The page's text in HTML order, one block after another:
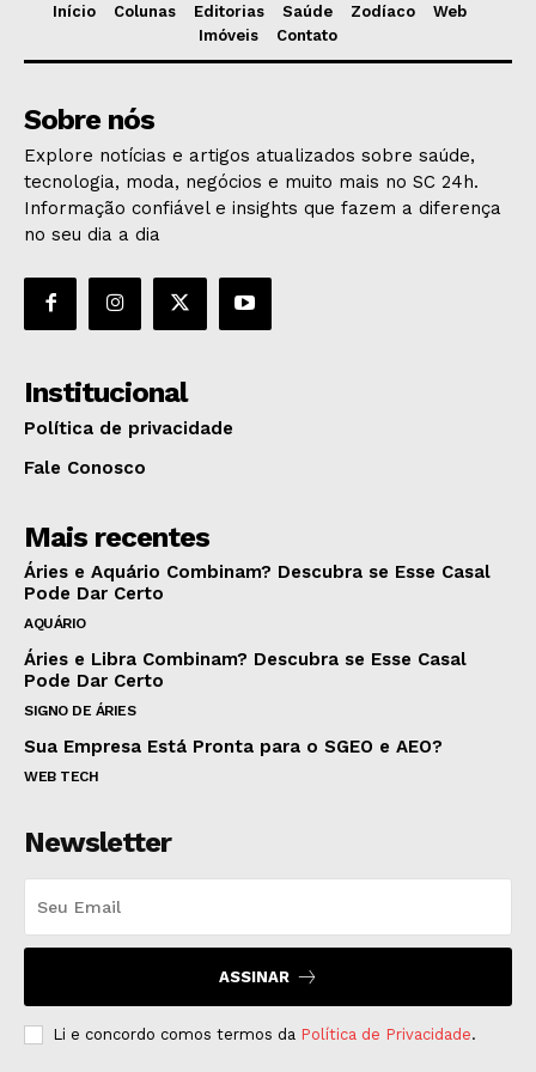
Início Colunas Editorias Saúde Zodíaco
Web
Imóveis
Contato
Sobre nós
Explore notícias e artigos atualizados sobre saúde,
tecnologia, moda, negócios e muito mais no SC 24h.
Informação confiável e insights que fazem a diferença
no seu dia a dia
Institucional
Política de privacidade
Fale Conosco
Mais recentes
Áries e Aquário Combinam? Descubra se Esse Casal
Pode Dar Certo
AQUÁRIO
Áries e Libra Combinam? Descubra se Esse Casal
Pode Dar Certo
SIGNO DE ÁRIES
Sua Empresa Está Pronta para o SGEO e AEO?
WEB TECH
Newsletter
ASSINAR
Li e concordo comos termos da Política de Privacidade.